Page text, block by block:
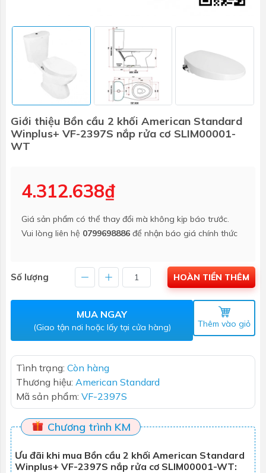
Giới thiệu Bồn cầu 2 khối American Standard
Winplus+ VF-2397S nắp rửa cơ SLIM00001-
WT
4.312.638₫
Giá sản phẩm có thể thay đổi mà không kịp báo trước.
Vui lòng liên hệ 0799698886 để nhận báo giá chính thức
Số lượng HOÀN TIỀN THÊM
MUA NGAY
(Giao tận nơi hoặc lấy tại cửa hàng) Thêm vào giỏ
Tình trạng: Còn hàng
Thương hiệu: American Standard
Mã sản phẩm: VF-2397S
Chương trình KM
Ưu đãi khi mua Bồn cầu 2 khối American Standard
Winplus+ VF-2397S nắp rửa cơ SLIM00001-WT: